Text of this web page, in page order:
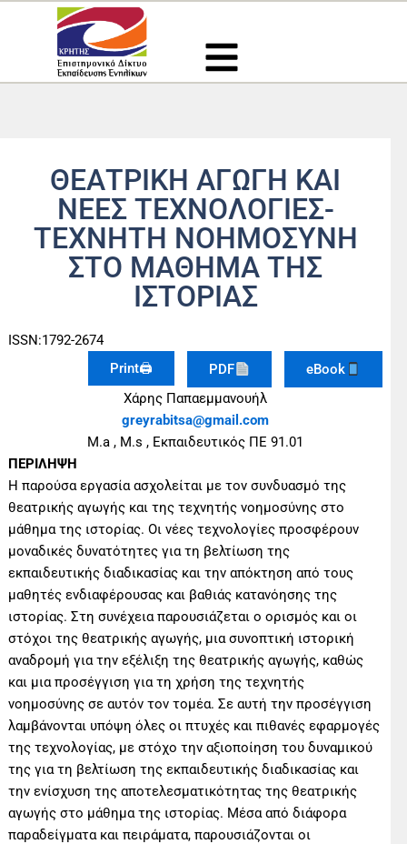
Μετάβαση
περιεχόμενο
ΘΕΑΤΡΙΚΗ ΑΓΩΓΗ ΚΑΙ
ΝΕΕΣ ΤΕΧΝΟΛΟΓΙΕΣ-
ΤΕΧΝΗΤΗ ΝΟΗΜΟΣΥΝΗ
ΣΤΟ ΜΑΘΗΜΑ ΤΗΣ
ΙΣΤΟΡΙΑΣ
ISSN:1792-2674
Print🖨
PDF
eBook
Χάρης Παπαεμμανουήλ
greyrabitsa@gmail .com
Μ.a , M.s , Εκπαιδευτικός ΠΕ 91.01
ΠΕΡΙΛΗΨΗ
Η παρούσα εργασία ασχολείται με τον συνδυασμό της
θεατρικής αγωγής και της τεχνητής νοημοσύνης στο
μάθημα της ιστορίας. Οι νέες τεχνολογίες προσφέρουν
μοναδικές δυνατότητες για τη βελτίωση της
εκπαιδευτικής διαδικασίας και την απόκτηση από τους
μαθητές ενδιαφέρουσας και βαθιάς κατανόησης της
ιστορίας. Στη συνέχεια παρουσιάζεται ο ορισμός και οι
στόχοι της θεατρικής αγωγής, μια συνοπτική ιστορική
αναδρομή για την εξέλιξη της θεατρικής αγωγής, καθώς
και μια προσέγγιση για τη χρήση της τεχνητής
νοημοσύνης σε αυτόν τον τομέα. Σε αυτή την προσέγγιση
λαμβάνονται υπόψη όλες οι πτυχές και πιθανές εφαρμογές
της τεχνολογίας, με στόχο την αξιοποίηση του δυναμικού
της για τη βελτίωση της εκπαιδευτικής διαδικασίας και
την ενίσχυση της αποτελεσματικότητας της θεατρικής
αγωγής στο μάθημα της ιστορίας. Μέσα από διάφορα
παραδείγματα και πειράματα, παρουσιάζονται οι